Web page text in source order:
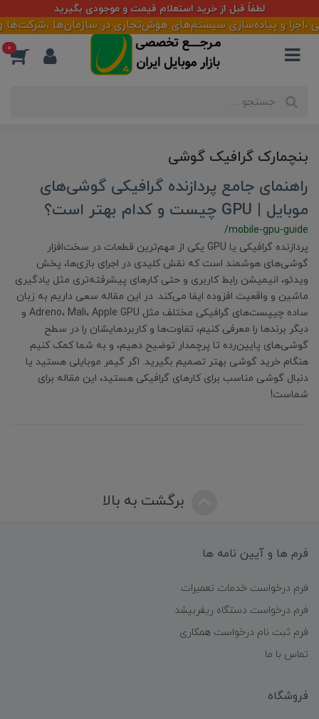
لطفاً قبل از خرید استعلام قیمت و موجودی بگیرید
و پیاده‌سازی سیستم‌های هوش‌تجاری در سازمان‌ها ،شرکت‌ها و
0
بنچمارک گرافیک گوشی
راهنمای جامع پردازنده‌ گرافیکی گوشی‌های
موبایل | GPU چیست و کدام بهتر است؟
/mobile-gpu-guide
پردازنده‌ گرافیکی یا GPU یکی از مهم‌ترین قطعات در سخت‌افزار
گوشی‌های هوشمند است که نقش کلیدی در اجرای بازی‌ها، پخش
ویدئو، انیمیشن رابط کاربری و حتی کارهای پیشرفته‌تری مثل یادگیری
ماشین و واقعیت افزوده ایفا می‌کند. در این مقاله سعی داریم به زبان
ساده چیپست‌های گرافیکی مختلف مثل Adreno، Mali، Apple GPU و
دیگر برندها را معرفی کنیم، تفاوت‌ها و کاربردهایشان را در سطح
گوشی‌های پایین‌رده تا پرچمدار توضیح دهیم، و به شما کمک کنیم
هنگام خرید گوشی بهتر تصمیم بگیرید. اگر گیمر موبایلی هستید یا
دنبال گوشی مناسب برای کارهای گرافیکی هستید، این مقاله برای
شماست!
برگشت به بالا
فرم ها و آیین نامه ها
فرم درخواست خدمات تعمیرات
فرم درخواست دستگاه ریفربیشد
فرم ثبت نام درخواست همکاری
تماس با ما
فروشگاه